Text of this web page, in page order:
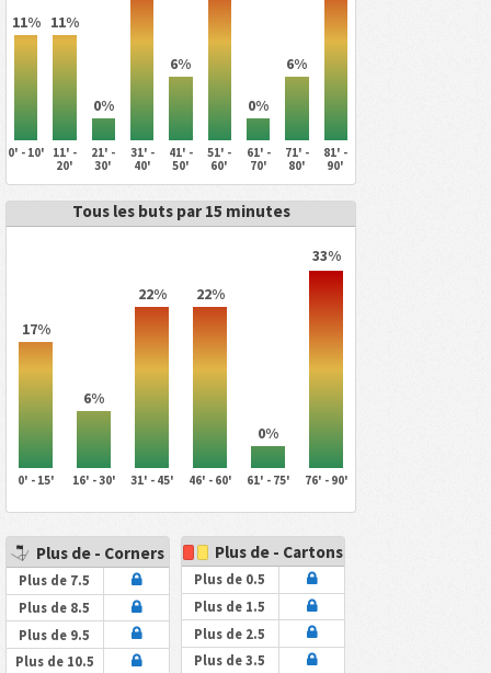
11% 11%
0%
6%
0%
6%
0' - 10'
11' -
20'
21' -
30'
31' -
40'
41' -
50'
51' -
60'
61' -
70'
71' -
80'
81' -
90'
Tous les buts par 15 minutes
17%
6%
22% 22%
0%
33%
0' - 15' 16' - 30' 31' - 45' 46' - 60' 61' - 75' 76' - 90'
Plus de - Corners
Plus de 7.5
Plus de 8.5
Plus de 9.5
Plus de 10.5
Plus de - Cartons
Plus de 0.5
Plus de 1.5
Plus de 2.5
Plus de 3.5